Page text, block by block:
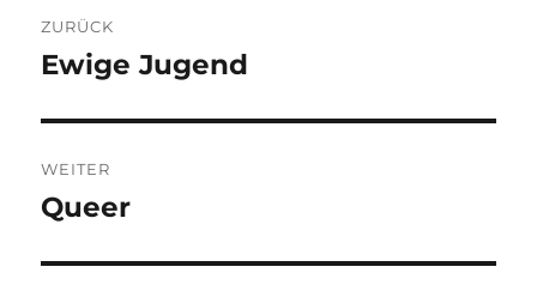
ZURÜCK
Vorheriger
Ewige Jugend
WEITER
Nächster
Queer